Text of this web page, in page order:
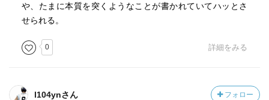
や、たまに本質を突くようなことが書かれていてハッとさ
せられる。
0 詳細をみる
l104ynさん フォロー